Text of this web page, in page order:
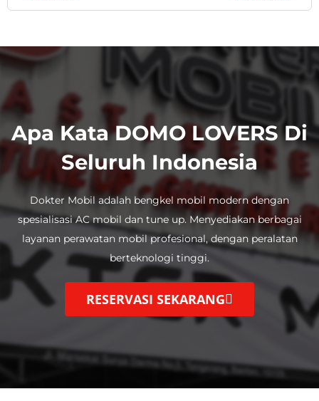
Apa Kata DOMO LOVERS Di
Seluruh Indonesia
Dokter Mobil adalah bengkel mobil modern dengan
spesialisasi AC mobil dan tune up.Menyediakan berbagai
layanan perawatan mobil profesional, dengan peralatan
berteknologi tinggi.
RESERVASI SEKARANG